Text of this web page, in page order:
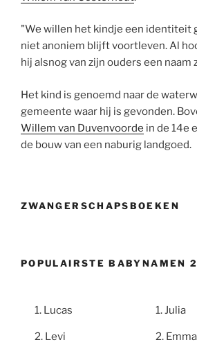
"We willen het kindje een identiteit
niet anoniem blijft voortleven. Al
hij alsnog van zijn ouders een naam
Het kind is genoemd naar de
gemeente waar hij is gevonden.
Willem van Duvenvoorde in de 14e
de bouw van een naburig landgoed.
ZWANGERSCHAPSBOEKEN
POPULAIRSTE BABYNAMEN
Lucas
Levi
Julia
Emma